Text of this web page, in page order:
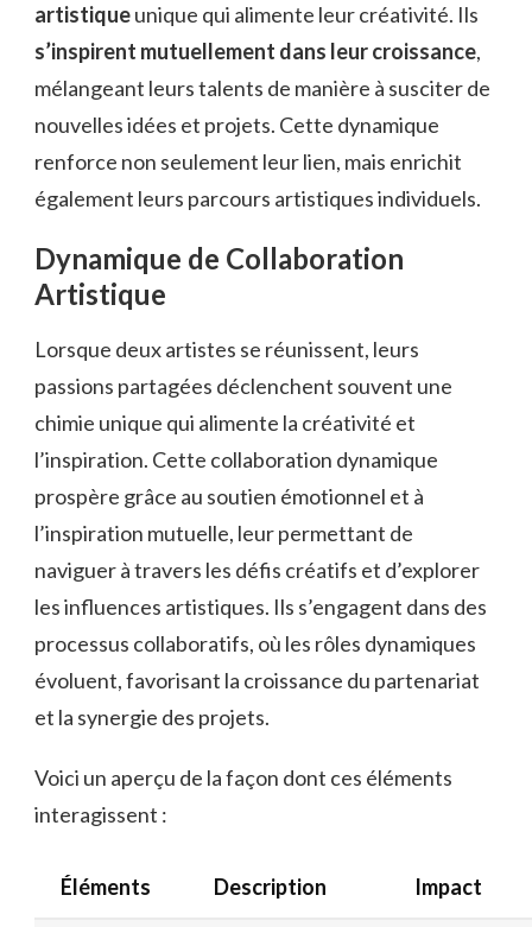
artistiqueunique qui alimente leur créativité. Ils
s’inspirent mutuellement dans leur croissance,
mélangeant leurs talents de manière à susciter de
nouvelles idées et projets. Cette dynamique
renforce non seulement leur lien, mais enrichit
également leurs parcours artistiques individuels.
Dynamique de Collaboration
Artistique
Lorsque deux artistes se réunissent, leurs
passions partagées déclenchent souvent une
chimie unique qui alimente la créativité et
l’inspiration. Cette collaboration dynamique
prospère grâce au soutien émotionnel et à
l’inspiration mutuelle, leur permettant de
naviguer à travers les défis créatifs et d’explorer
les influences artistiques. Ils s’engagent dans des
processus collaboratifs, où les rôles dynamiques
évoluent, favorisant la croissance du partenariat
et la synergie des projets.
Voici un aperçu de la façon dont ces éléments
interagissent :
Éléments Description Impact